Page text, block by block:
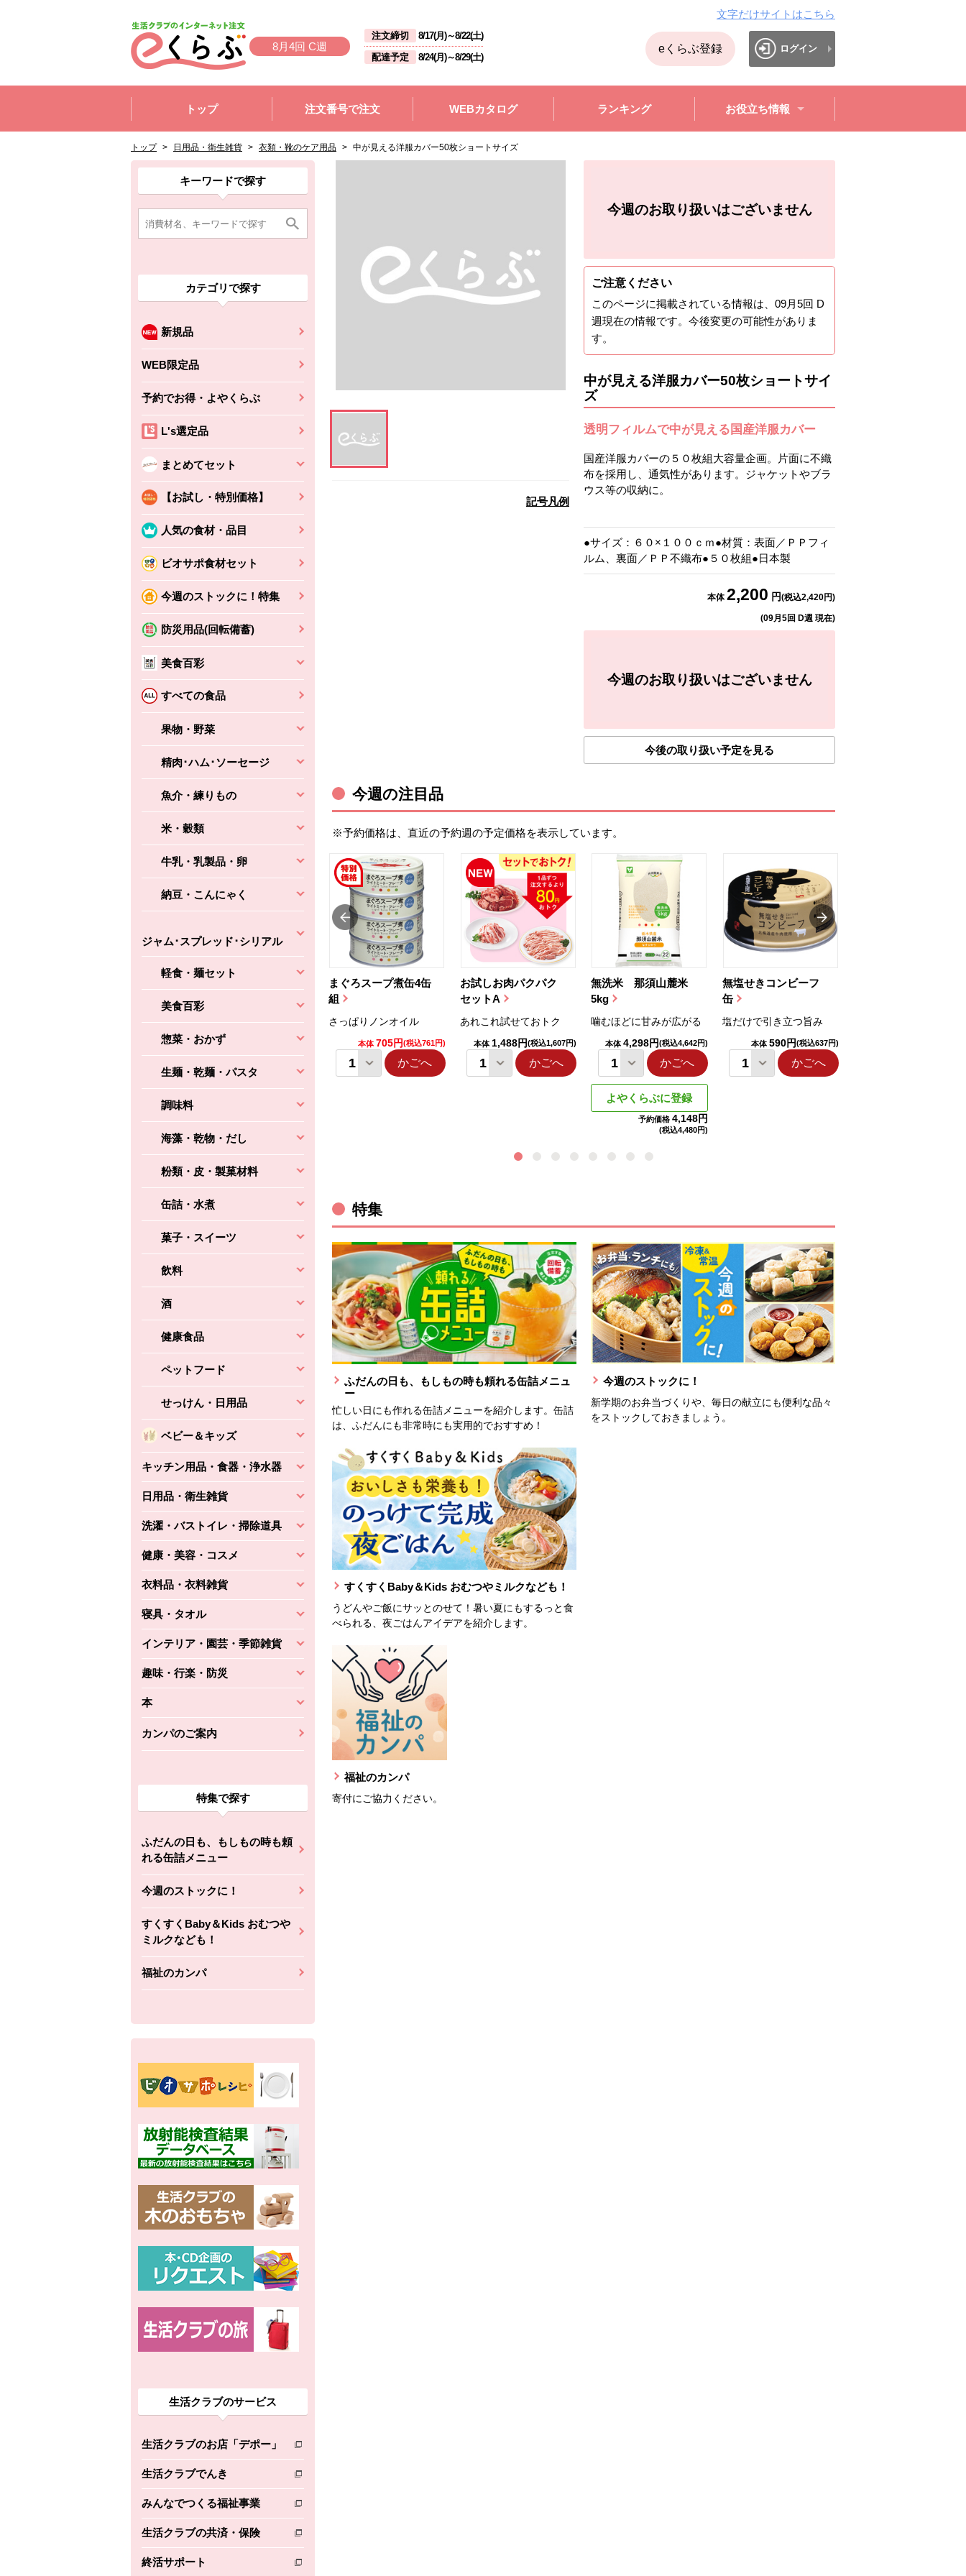
8月4回 C週
注文締切 8/17(月)～8/22(土)
配達予定
8/24(月)～8/29(土)
文字だけサイトはこちら
eくらぶ登録 ログイン
トップ
注文番号で注文 WEBカタログ ランキング お役立ち情報
トップ > 日用品・衛生雑貨 > 衣類・靴のケア用品 > 中が見える洋服カバー50枚ショートサイズ
ここから消費材検索メニューです。
キーワードで探す
カテゴリで探す
新規品
WEB限定品
予約でお得・よやくらぶ
L's選定品
まとめてセット
【お試し・特別価格】
人気の食材・品目
ビオサポ食材セット
今週のストックに！特集
防災用品(回転備蓄)
美食百彩
すべての食品
果物・野菜
精肉･ハム･ソーセージ
魚介・練りもの
米・穀類
牛乳・乳製品・卵
納豆・こんにゃく
ジャム･スプレッド･シリアル
軽食・麺セット
美食百彩
惣菜・おかず
生麺・乾麺・パスタ
調味料
海藻・乾物・だし
粉類・皮・製菓材料
缶詰・水煮
菓子・スイーツ
飲料
酒
健康食品
ペットフード
せっけん・日用品
ベビー＆キッズ
キッチン用品・食器・浄水器
日用品・衛生雑貨
洗濯・バストイレ・掃除道具
健康・美容・コスメ
衣料品・衣料雑貨
寝具・タオル
インテリア・園芸・季節雑貨
趣味・行楽・防災
本
カンパのご案内
特集で探す
ふだんの日も、もしもの時も頼
れる缶詰メニュー
今週のストックに！
すくすくBaby＆Kids おむつや
ミルクなども！
福祉のカンパ
消費材検索メニューここまで。
ここから本文です。
ここから組合員向けメニューです。
生活クラブのサービス
生活クラブのお店「デポー」
別のウィンドウで開きます。
生活クラブでんき
別のウィンドウで開きます。
みんなでつくる福祉事業
別のウィンドウで開きます。
生活クラブの共済・保険
別のウィンドウで開きます。
終活サポート
別のウィンドウで開きます。
組合員向けメニューここまで。
ここから本文です。
今週のお取り扱いはございません
ご注意ください
このページに掲載されている情報は、 09月5回 D
週現在の情報です。今後変更の可能性がありま
す。
中が見える洋服カバー50枚ショートサイ
ズ
透明フィルムで中が見える国産洋服カバー
国産洋服カバーの５０枚組大容量企画。片面に不織
布を採用し、通気性があります。ジャケットやブラ
ウス等の収納に。
●サイズ：６０×１００ｃｍ●材質：表面／ＰＰフィ
ルム、裏面／ＰＰ不織布●５０枚組●日本製
本体2,200 円(税込2,420円)
(09月5回 D週 現在)
今週のお取り扱いはございません
今後の取り扱い予定を見る
この画像を大きく見る
記号凡例
今週の注目品
※予約価格は、直近の予約週の予定価格を表示しています。
まぐろスープ煮缶4缶
組
さっぱりノンオイル
本体 705円(税込761円)
かごへ
お試しお肉パクパク
セットA
あれこれ試せておトク
本体 1,488円(税込1,607円)
かごへ
無洗米 那須山麓米
5kg
噛むほどに甘みが広がる
本体 4,298円(税込4,642円)
かごへ
よやくらぶに登録
予約価格 4,148円
(税込4,480円)
無塩せきコンビーフ
缶
塩だけで引き立つ旨み
本体 590円(税込637円)
かごへ
えびの風味がぶわっ！
(税込356円)
コク深くフルーティー
特集
ふだんの日も、もしもの時も頼れる缶詰メニュ
ー
忙しい日にも作れる缶詰メニューを紹介します。缶詰
は、ふだんにも非常時にも実用的でおすすめ！
今週のストックに！
新学期のお弁当づくりや、毎日の献立にも便利な品々
をストックしておきましょう。
すくすくBaby＆Kids おむつやミルクなども！
うどんやご飯にサッとのせて！暑い夏にもするっと食
べられる、夜ごはんアイデアを紹介します。
福祉のカンパ
寄付にご協力ください。